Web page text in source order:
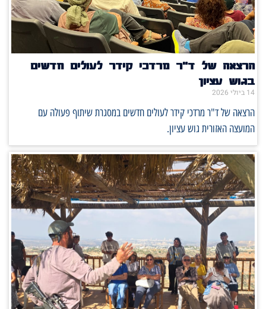
הרצאה של ד"ר מרדכי קידר לעולים חדשים
בגוש עציון
14 ביולי 2026
הרצאה של ד"ר מרדכי קידר לעולים חדשים במסגרת שיתוף פעולה עם
המועצה האזורית גוש עציון.